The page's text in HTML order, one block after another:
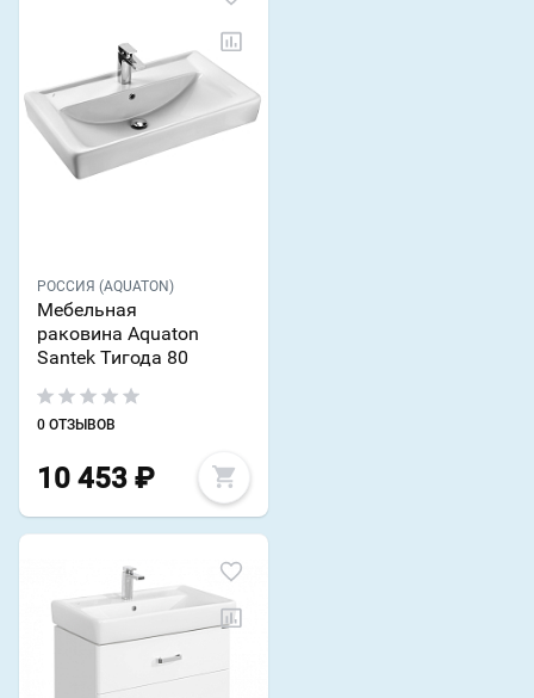
РОССИЯ (AQUATON)
Мебельная
раковина Aquaton
Santek Тигода 80
0 ОТЗЫВОВ
10 453 ₽